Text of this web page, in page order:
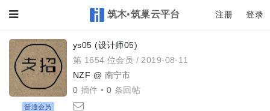
Toggle 筑木•筑巢云平台 注册 登录
普通会员
ys05 (设计师05)
第 1654 位会员 / 2019-08-11
NZF @ 南宁市
0 插件 • 0 条回帖